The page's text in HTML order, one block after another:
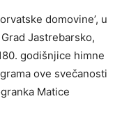
domovine’, u
Jastrebarsko,
godišnjice himne
ove svečanosti
Matice